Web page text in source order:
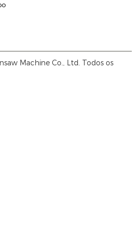
Machine Co., Ltd. Todos os